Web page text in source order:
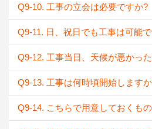
Q9-10. 工事の立会は必要ですか?
Q9-11. 日、祝日でも工事は可能
Q9-12. 工事当日、天候が悪かっ
Q9-13. 工事は何時頃開始します
Q9-14. こちらで用意しておくも